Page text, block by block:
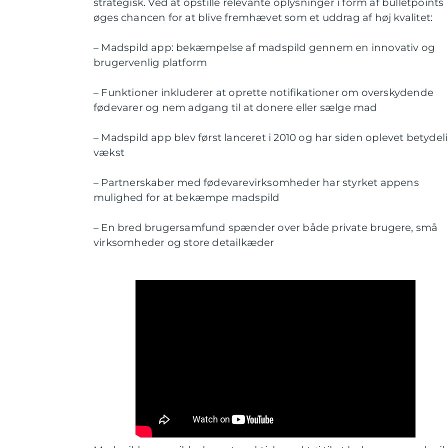
strategisk. Ved at opstille relevante oplysninger i form af bulletpoints
øges chancen for at blive fremhævet som et uddrag af høj kvalitet:
– Madspild app: bekæmpelse af madspild gennem en innovativ og
brugervenlig platform
– Funktioner inkluderer at oprette notifikationer om overskydende
fødevarer og nem adgang til at donere eller sælge mad
– Madspild app blev først lanceret i 2010 og har siden oplevet
vækst
– Partnerskaber med fødevarevirksomheder har styrket appens
mulighed for at bekæmpe madspild
– En bred brugersamfund spænder over både private brugere, små
virksomheder og store detailkæder